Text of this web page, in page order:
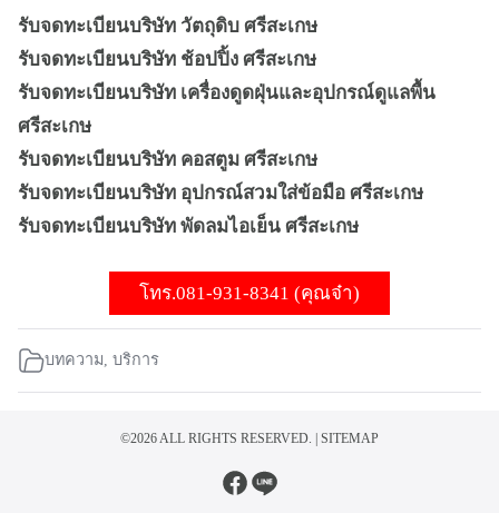
รับจดทะเบียนบริษัท วัตถุดิบ ศรีสะเกษ
รับจดทะเบียนบริษัท ช้อปปิ้ง ศรีสะเกษ
รับจดทะเบียนบริษัท เครื่องดูดฝุ่นและอุปกรณ์ดูแลพื้น
ศรีสะเกษ
รับจดทะเบียนบริษัท คอสตูม ศรีสะเกษ
รับจดทะเบียนบริษัท อุปกรณ์สวมใส่ข้อมือ ศรีสะเกษ
รับจดทะเบียนบริษัท พัดลมไอเย็น ศรีสะเกษ
โทร.081-931-8341 (คุณจ๋า)
บทความ, บริการ
©2026 ALL RIGHTS RESERVED. | SITEMAP